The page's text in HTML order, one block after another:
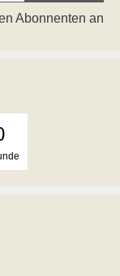
Abonnenten an